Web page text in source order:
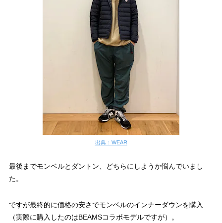
出典：WEAR
最後までモンベルとダントン、どちらにしようか悩んでいまし
た。
ですが最終的に価格の安さ でモンベルのインナーダウンを購入
（実際に購入したのはBEAMSコラボモデルですが）。